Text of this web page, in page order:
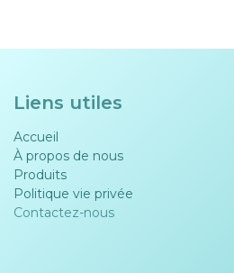
Liens utiles
Accueil
À propos de nous
Produits
Politique vie privée​​
Contactez-nous